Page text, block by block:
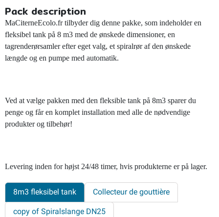
Pack description
MaCiterneEcolo.fr tilbyder dig denne pakke, som indeholder en
fleksibel tank på 8 m3 med de ønskede dimensioner, en
tagrenderørsamler efter eget valg, et spiralrør af den ønskede
længde og en pumpe med automatik.
Ved at vælge pakken med den fleksible tank på 8m3 sparer du
penge og får en komplet installation med alle de nødvendige
produkter og tilbehør!
Levering inden for højst 24/48 timer, hvis produkterne er på lager.
8m3 fleksibel tank Collecteur de gouttière
copy of Spiralslange DN25